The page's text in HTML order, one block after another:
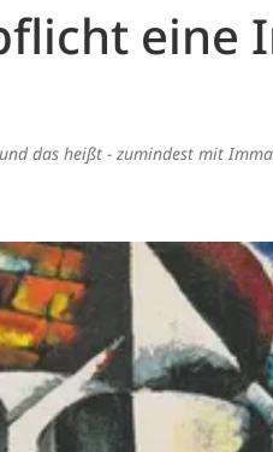
eine
das heißt - zumindest mit